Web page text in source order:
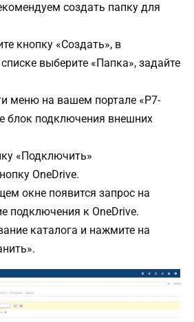
создать папку для
кнопку «Создать», в
выберите «Папка», задайте
меню на вашем портале «Р7-
блок подключения внешних
«Подключить»
OneDrive.
окне появится запрос на
подключения к OneDrive.
каталога и нажмите на